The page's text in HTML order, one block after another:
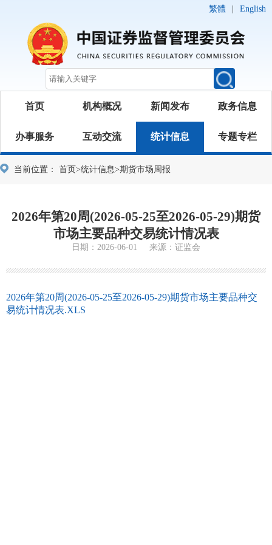
繁體 English
首页 机构概况 新闻发布 政务信息
办事服务 互动交流 统计信息 专题专栏
当前位置： 首页>统计信息>期货市场周报
2026年第20周(2026-05-25至2026-05-29)期货
市场主要品种交易统计情况表
日期：2026-06-01 来源：证监会
2026年第20周(2026-05-25至2026-05-29)期货市场主要品种交
易统计情况表.XLS